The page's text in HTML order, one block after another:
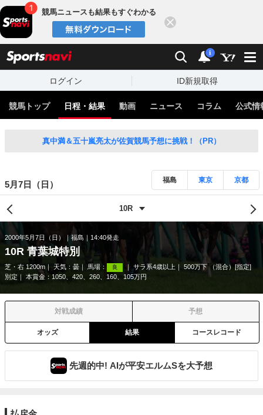
競馬ニュースも結果もすぐわかる
検索 通知
i
ログイン ID新規取得
競馬トップ 日程・結果 動画 ニュース コラム 公式情
真中満＆五十嵐亮太が佐賀競馬予想に挑戦！（PR）
5月7日（日） 福島 東京 京都
2000年5月7日（日） 福島 14:40発走
10R 青葉城特別
芝・右 1200m 天気： 曇 馬場： 良 サラ系4歳以上
500万下 （混合）[指定]
別定
本賞金：1050、420、260、160、105万円
対戦成績 予想
オッズ 結果 コースレコード
先週的中! AIが平安エルムSを大予想